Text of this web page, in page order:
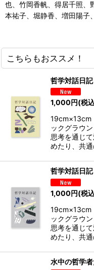
也、竹岡香帆、得居千照、
本祐子、堀静香、増田陽子
こちらもおススメ！
哲学対話日記
1,000円(税
19cm×13cm
ックグラウ
思考を通じ
めたり、共
哲学対話日記
1,000円(税
19cm×13cm
ックグラウ
思考を通じ
めたり、共
水中の哲学